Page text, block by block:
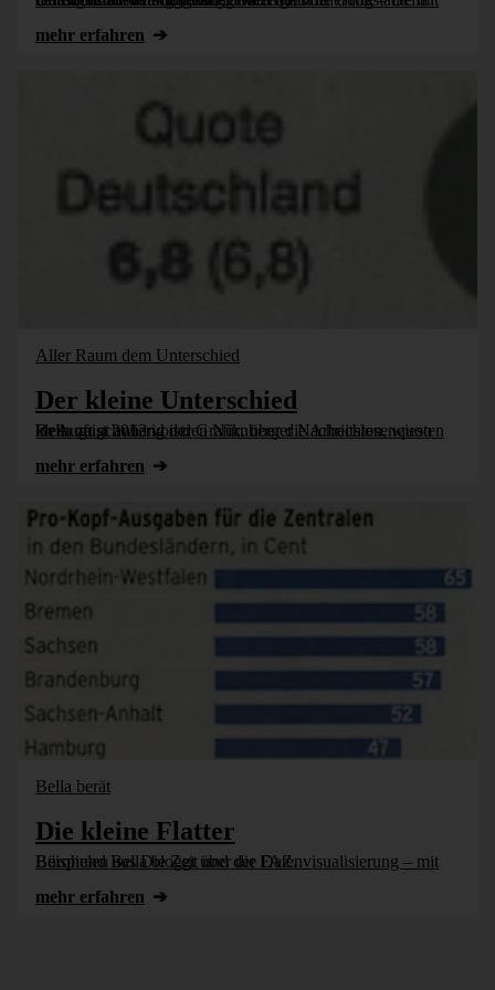
mehr erfahren
Aller Raum dem Unterschied
Der kleine Unterschied
Bella zeigt anhand der Grafik, über die Arbeitslosenquoten im August 2013 von den Nürnberger Nachrichten, wieso klein oft schwierig ist.
mehr erfahren
Bella berät
Die kleine Flatter
Bürohund Bella bloggt über die Datenvisualisierung – mit Beispielen aus Die Zeit und der FAZ.
mehr erfahren